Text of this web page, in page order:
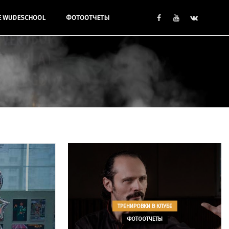
ФОТООТЧЕТЫ
В КЛУБЕ
ТРЕНИРОВКИ В КЛУБЕ
ФОТООТЧЕТЫ
Занятия с